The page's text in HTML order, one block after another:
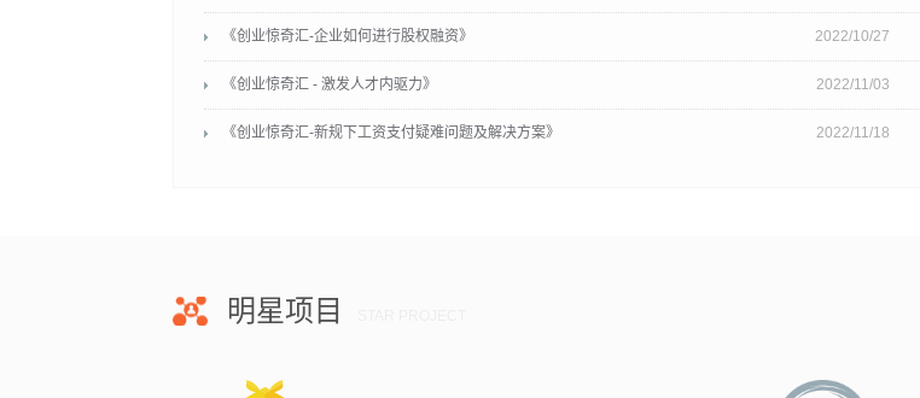
2022/10/27
《创业惊奇汇-企业如何进行股权融资》
2022/11/03
《创业惊奇汇 - 激发人才内驱力》
2022/11/18
《创业惊奇汇-新规下工资支付疑难问题及解决方案》
明星项目